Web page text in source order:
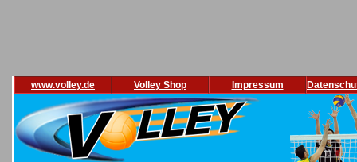
www.volley.de Volley Shop Impressum